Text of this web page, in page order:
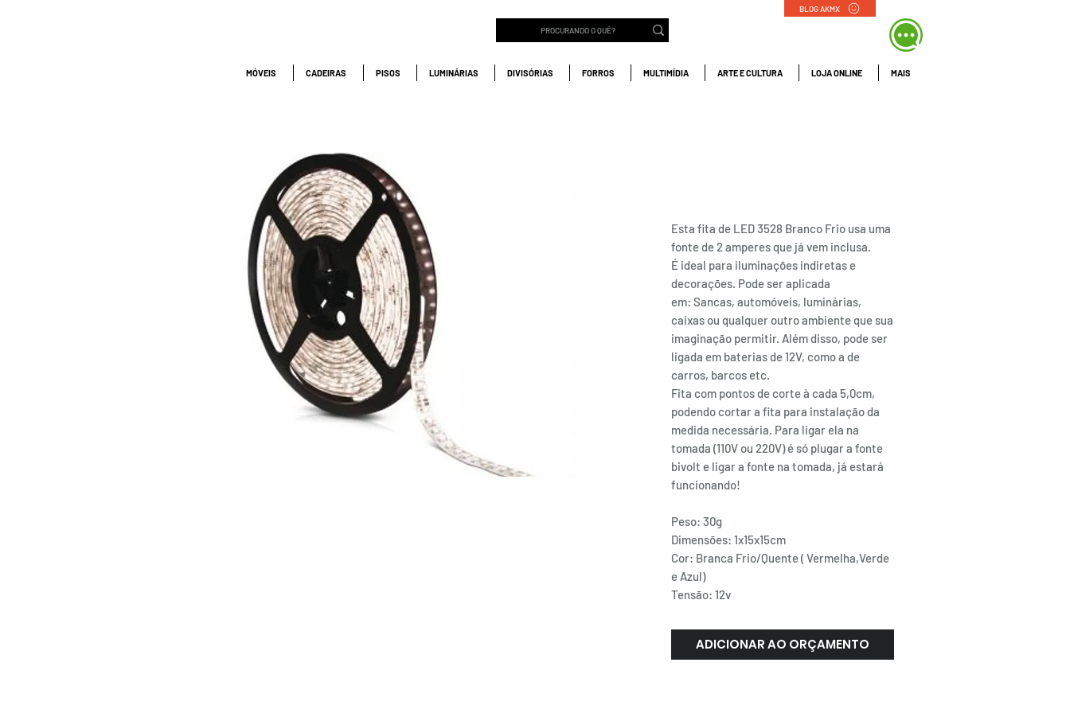
BLOG AKMX
MÓVEIS CADEIRAS PISOS LUMINÁRIAS DIVISÓRIAS FORROS MULTIMÍDIA ARTE E CULTURA LOJA ONLINE MAIS
Esta fita de LED 3528 Branco Frio usa uma
fonte de 2 amperes que já vem inclusa.
É ideal para iluminações indiretas e
decorações. Pode ser aplicada
em: Sancas, automóveis, luminárias,
caixas ou qualquer outro ambiente que sua
imaginação permitir. Além disso, pode ser
ligada em baterias de 12V, como a de
carros, barcos etc.
Fita com pontos de corte à cada 5,0cm,
podendo cortar a fita para instalação da
medida necessária. Para ligar ela na
tomada (110V ou 220V) é só plugar a fonte
bivolt e ligar a fonte na tomada, já estará
funcionando!
Peso: 30g
Dimensões: 1x15x15cm
Cor: Branca Frio/Quente ( Vermelha,Verde
e Azul)
Tensão: 12v
ADICIONAR AO ORÇAMENTO